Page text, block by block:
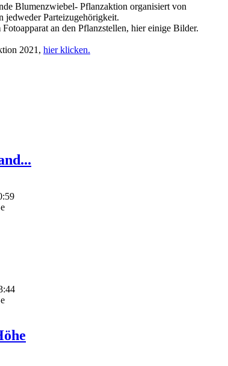
Blumenzwiebel- Pflanzaktion organisiert von
jedweder Parteizugehörigkeit.
an den Pflanzstellen, hier einige Bilder.
2021, hier klicken.